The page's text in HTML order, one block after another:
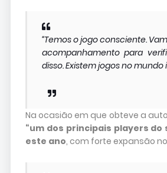
“Temos o jogo consciente.
acompanhamento para
disso. Existem jogos no
Na ocasião em que obteve a
“um dos principais players do
este ano, com forte expansão